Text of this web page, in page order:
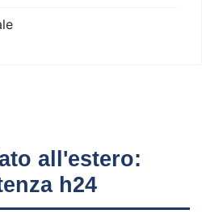
all'estero:
h24